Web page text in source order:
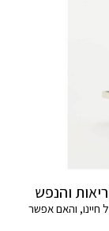
והנפש
חיינו, והאם אפשר